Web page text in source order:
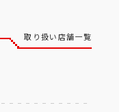
取り扱い店舗一覧